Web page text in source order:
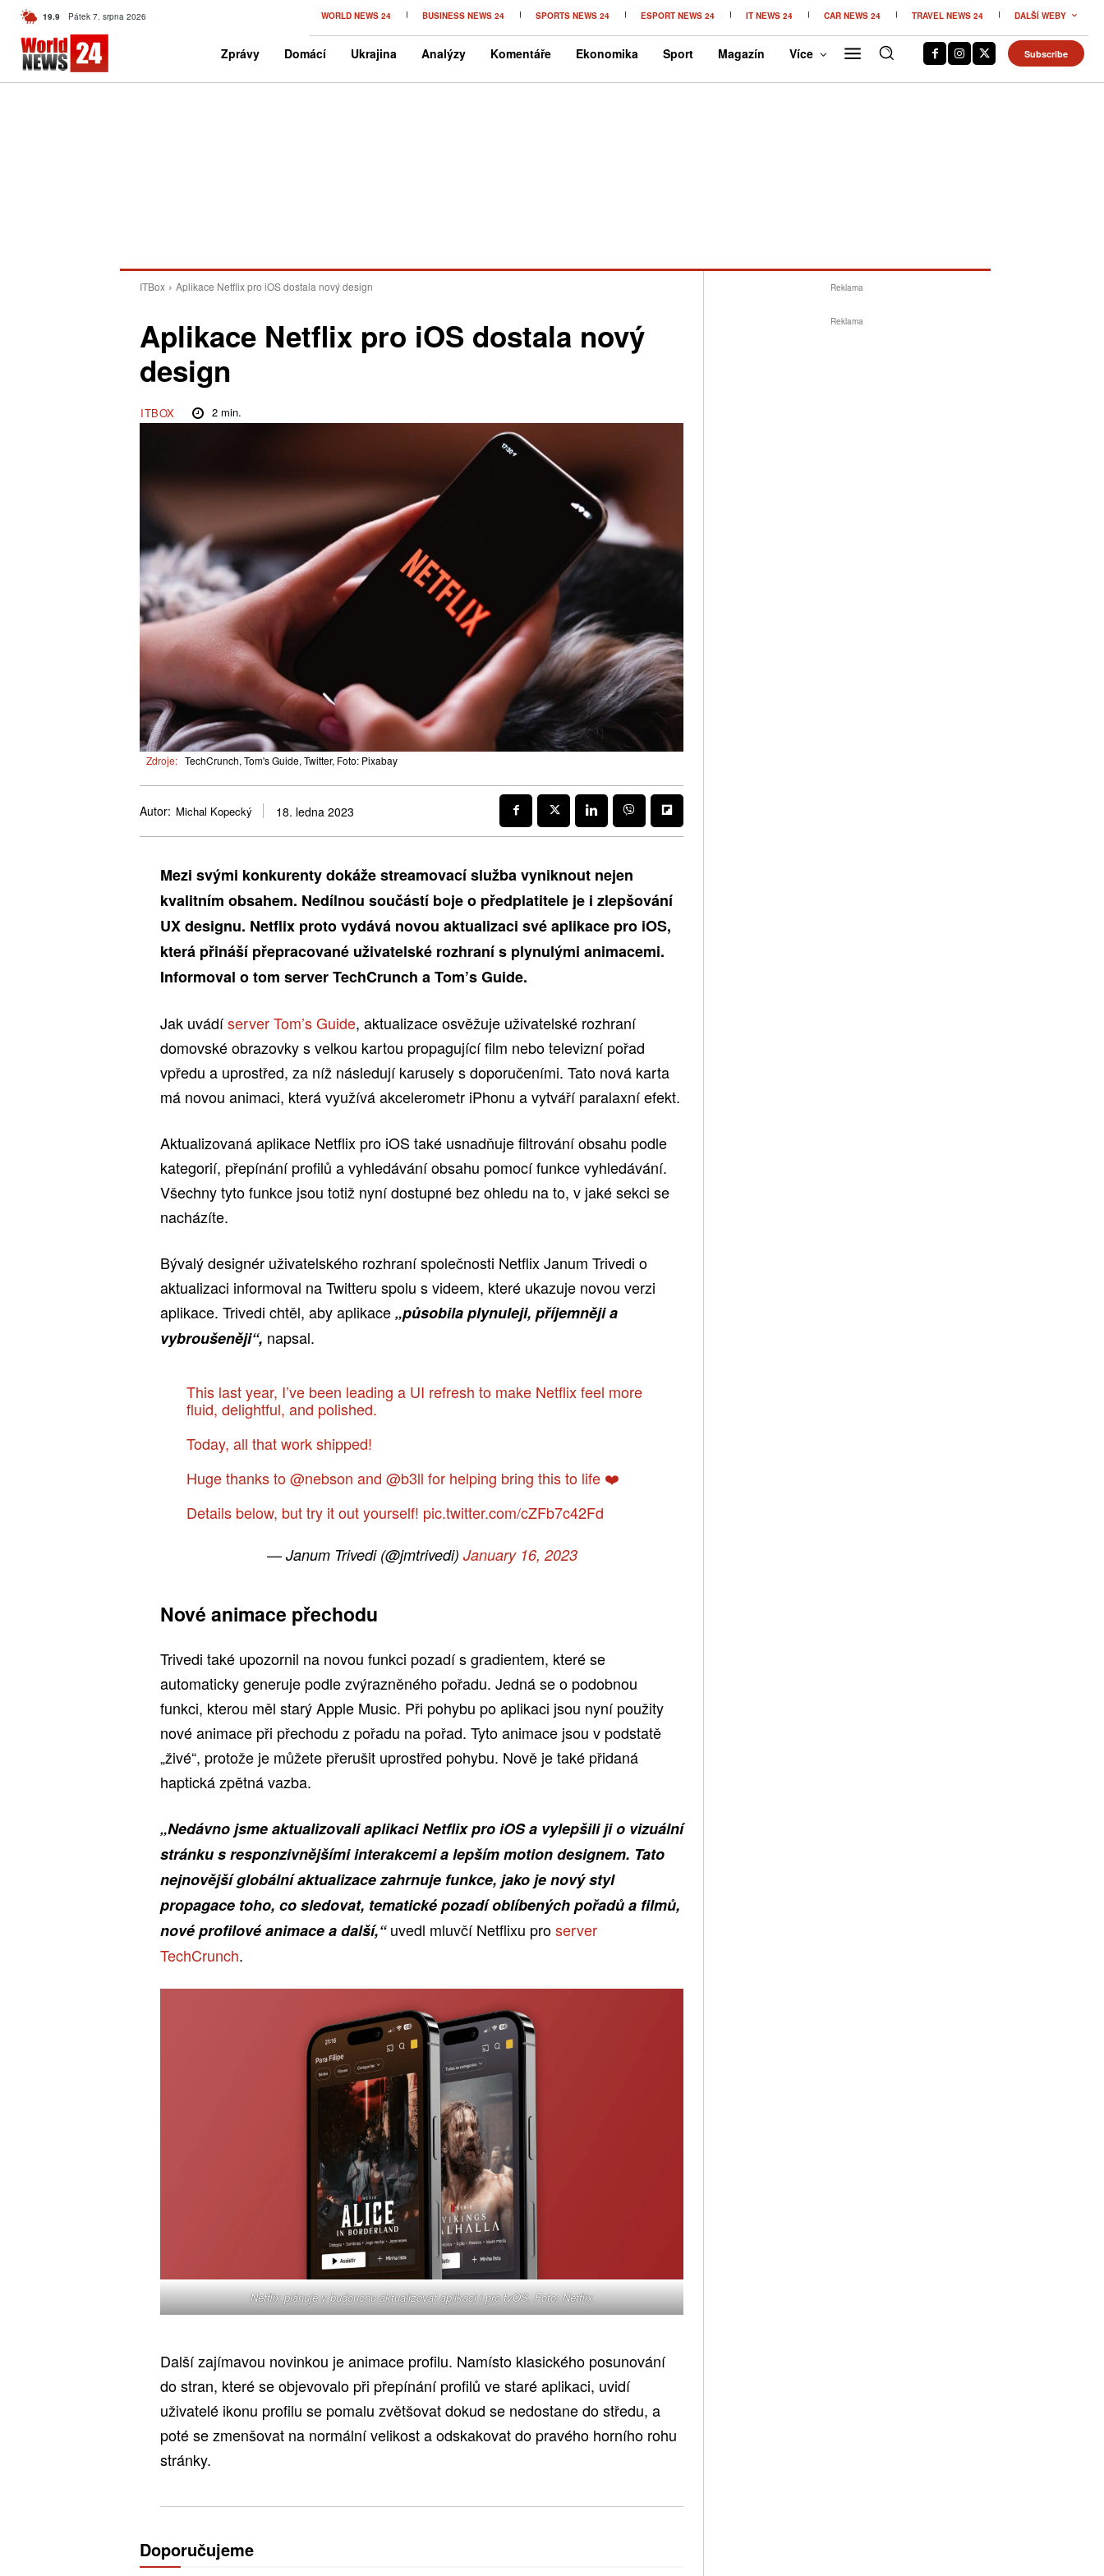
19.9 C Czech
Pátek 7. srpna 2026 WORLD NEWS 24 BUSINESS NEWS 24 SPORTS NEWS 24 ESPORT NEWS 24 IT NEWS 24 CAR NEWS 24 TRAVEL NEWS 24 DALŠÍ WEBY
Zprávy Domácí Ukrajina Analýzy Komentáře Ekonomika Sport Magazín Více Subscribe
ITBox Aplikace Netflix pro iOS dostala nový design
Aplikace Netflix pro iOS dostala nový
design
ITBOX 2min.
Zdroje: TechCrunch, Tom's Guide, Twitter, Foto: Pixabay
Autor: Michal Kopecký 18. ledna 2023
Mezi svými konkurenty dokáže streamovací služba vyniknout nejen
kvalitním obsahem. Nedílnou součástí boje o předplatitele je i zlepšování
UX designu. Netflix proto vydává novou aktualizaci své aplikace pro iOS,
která přináší přepracované uživatelské rozhraní s plynulými animacemi.
Informoval o tom server TechCrunch a Tom’s Guide.
Jak uvádíserver Tom’s Guide, aktualizace osvěžuje uživatelské rozhraní
domovské obrazovky s velkou kartou propagující film nebo televizní pořad
vpředu a uprostřed, za níž následují karusely s doporučeními. Tato nová karta
má novou animaci, která využívá akcelerometr iPhonu a vytváří paralaxní efekt.
Aktualizovaná aplikace Netflix pro iOS také usnadňuje filtrování obsahu podle
kategorií, přepínání profilů a vyhledávání obsahu pomocí funkce vyhledávání.
Všechny tyto funkce jsou totiž nyní dostupné bez ohledu na to, v jaké sekci se
nacházíte.
Bývalý designér uživatelského rozhraní společnosti Netflix Janum Trivedi o
aktualizaci informoval na Twitteru spolu s videem, které ukazuje novou verzi
aplikace. Trivedi chtěl, aby aplikace„působila plynuleji, příjemněji a
vybroušeněji“, napsal.
This last year, I’ve been leading a UI refresh to make Netflix feel more
fluid, delightful, and polished.
Today, all that work shipped!
Huge thanks to@nebson and @b3ll for helping bring this to life ❤️
Details below, but try it out yourself! pic.twitter.com/cZFb7c42Fd
— Janum Trivedi (@jmtrivedi) January 16, 2023
Nové animace přechodu
Trivedi také upozornil na novou funkci pozadí s gradientem, které se
automaticky generuje podle zvýrazněného pořadu. Jedná se o podobnou
funkci, kterou měl starý Apple Music. Při pohybu po aplikaci jsou nyní použity
nové animace při přechodu z pořadu na pořad. Tyto animace jsou v podstatě
„živé“, protože je můžete přerušit uprostřed pohybu. Nově je také přidaná
haptická zpětná vazba.
„Nedávno jsme aktualizovali aplikaci Netflix pro iOS a vylepšili ji o vizuální
stránku s responzivnějšími interakcemi a lepším motion designem. Tato
nejnovější globální aktualizace zahrnuje funkce, jako je nový styl
propagace toho, co sledovat, tematické pozadí oblíbených pořadů a filmů,
nové profilové animace a další,“uvedl mluvčí Netflixu proserver
TechCrunch.
Netflix plánuje v budoucnu aktualizovat aplikaci i pro tvOS. Foto: Netflix
Další zajímavou novinkou je animace profilu. Namísto klasického posunování
do stran, které se objevovalo při přepínání profilů ve staré aplikaci, uvidí
uživatelé ikonu profilu se pomalu zvětšovat dokud se nedostane do středu, a
poté se zmenšovat na normální velikost a odskakovat do pravého horního rohu
stránky.
Doporučujeme
Reklama
Reklama